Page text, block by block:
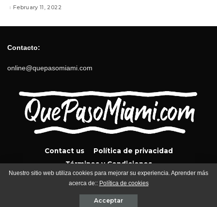
February 11, 2022
Contacto:
online@quepasomiami.com
Contact us
Política de privacidad
Términos y Condiciones
QuePasoMiami.com 2024
Nuestro sitio web utiliza cookies para mejorar su experiencia. Aprender más
acerca de:: Política de cookies
Acceptar